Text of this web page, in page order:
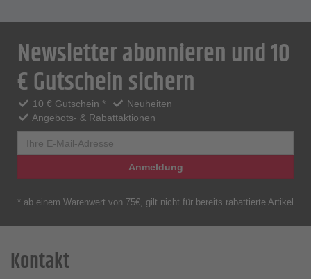
Newsletter abonnieren und 10
€ Gutschein sichern
10 € Gutschein *
Neuheiten
Angebots- & Rabattaktionen
Anmeldung
* ab einem Warenwert von 75€, gilt nicht für bereits rabattierte Artikel
Kontakt